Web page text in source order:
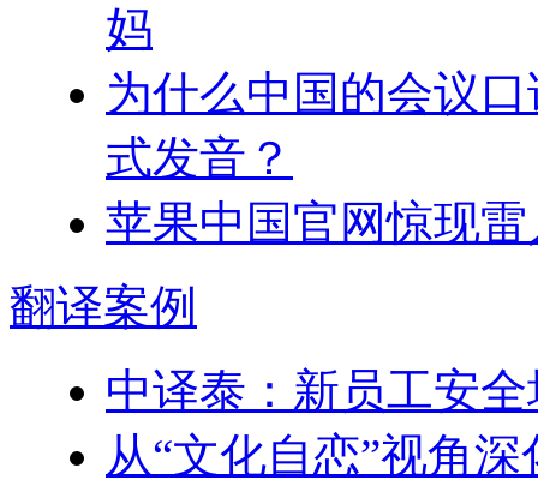
妈
为什么中国的会议
式发音？
苹果中国官网惊现
翻译案例
中译泰：新员工安
从“文化自恋”视角